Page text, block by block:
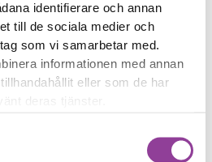
identifierare och annan
till de sociala medier och
som vi samarbetar med.
informationen med annan
eller som de har
deras tjänster.
Reparationstid – Ca 120
minuter
Boka tid